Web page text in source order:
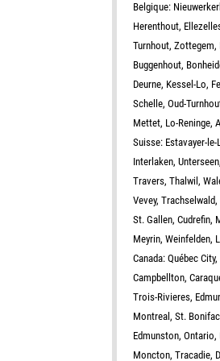
Belgique:
Herenthout,
Turnhout, Zottegem,
Buggenhout,
Deurne, Kessel-Lo,
Schelle, Oud-
Mettet, Lo-Reninge,
Suisse: Estavayer-
Interlaken,
Travers, Thalwil,
Vevey,
St. Gallen, Cudrefin,
Meyrin, Weinfelden,
Canada: Québec
Campbellton,
Trois-Rivieres,
Montreal, St.
Edmunston, Ontario,
Moncton, Tracadie,